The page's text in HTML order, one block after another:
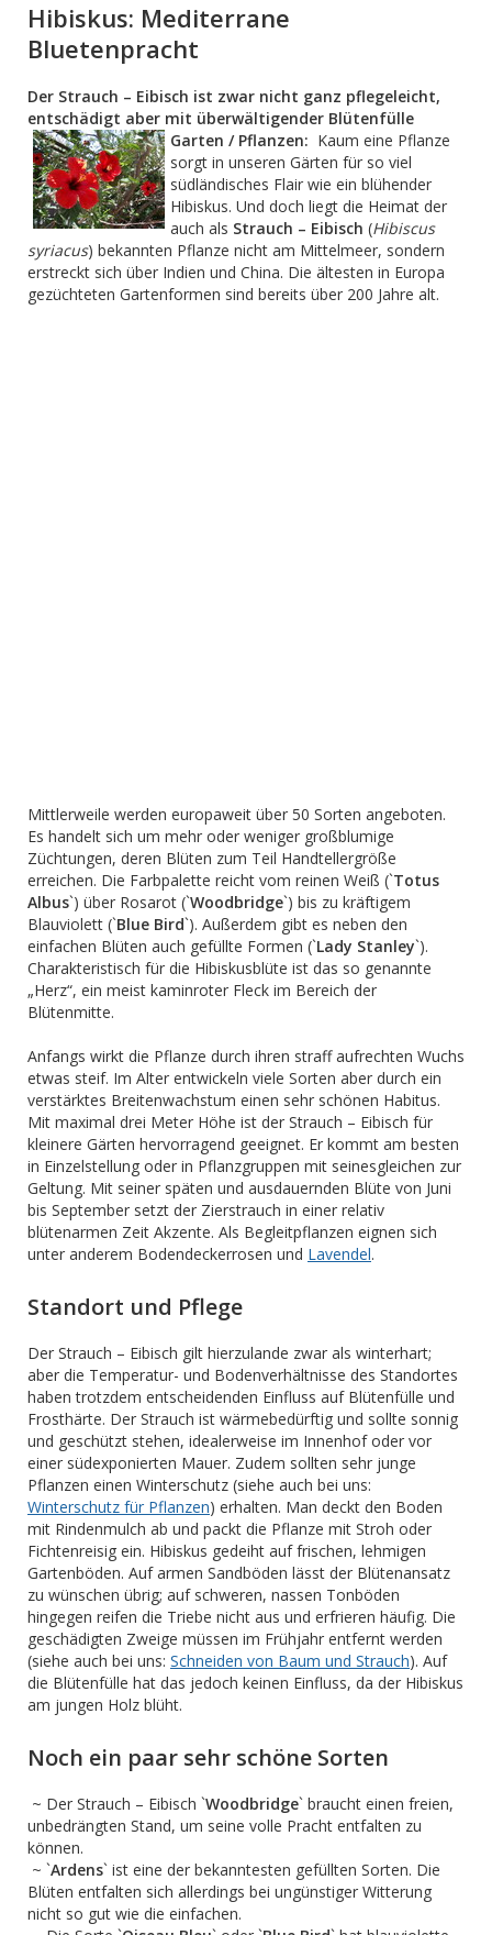
Hibiskus: Mediterrane
Bluetenpracht
Der Strauch – Eibisch ist zwar nicht ganz pflegeleicht,
entschädigt aber mit überwältigender Blütenfülle
Garten / Pflanzen: Kaum eine Pflanze
sorgt in unseren Gärten für so viel
südländisches Flair wie ein blühender
Hibiskus. Und doch liegt die Heimat der
auch als Strauch – Eibisch (Hibiscus
syriacus) bekannten Pflanze nicht am Mittelmeer, sondern
erstreckt sich über Indien und China. Die ältesten in Europa
gezüchteten Gartenformen sind bereits über 200 Jahre alt.
Mittlerweile werden europaweit über 50 Sorten angeboten.
Es handelt sich um mehr oder weniger großblumige
Züchtungen, deren Blüten zum Teil Handtellergröße
erreichen. Die Farbpalette reicht vom reinen Weiß (`Totus
Albus`) über Rosarot (`Woodbridge`) bis zu kräftigem
Blauviolett (`Blue Bird`). Außerdem gibt es neben den
einfachen Blüten auch gefüllte Formen (`Lady Stanley`).
Charakteristisch für die Hibiskusblüte ist das so genannte
„Herz“, ein meist kaminroter Fleck im Bereich der
Blütenmitte.
Anfangs wirkt die Pflanze durch ihren straff aufrechten Wuchs
etwas steif. Im Alter entwickeln viele Sorten aber durch ein
verstärktes Breitenwachstum einen sehr schönen Habitus.
Mit maximal drei Meter Höhe ist der Strauch – Eibisch für
kleinere Gärten hervorragend geeignet. Er kommt am besten
in Einzelstellung oder in Pflanzgruppen mit seinesgleichen zur
Geltung. Mit seiner späten und ausdauernden Blüte von Juni
bis September setzt der Zierstrauch in einer relativ
blütenarmen Zeit Akzente. Als Begleitpflanzen eignen sich
unter anderem Bodendeckerrosen und Lavendel.
Standort und Pflege
Der Strauch – Eibisch gilt hierzulande zwar als winterhart;
aber die Temperatur- und Bodenverhältnisse des Standortes
haben trotzdem entscheidenden Einfluss auf Blütenfülle und
Frosthärte. Der Strauch ist wärmebedürftig und sollte sonnig
und geschützt stehen, idealerweise im Innenhof oder vor
einer südexponierten Mauer. Zudem sollten sehr junge
Pflanzen einen Winterschutz (siehe auch bei uns:
Winterschutz für Pflanzen) erhalten. Man deckt den Boden
mit Rindenmulch ab und packt die Pflanze mit Stroh oder
Fichtenreisig ein. Hibiskus gedeiht auf frischen, lehmigen
Gartenböden. Auf armen Sandböden lässt der Blütenansatz
zu wünschen übrig; auf schweren, nassen Tonböden
hingegen reifen die Triebe nicht aus und erfrieren häufig. Die
geschädigten Zweige müssen im Frühjahr entfernt werden
(siehe auch bei uns: Schneiden von Baum und Strauch). Auf
die Blütenfülle hat das jedoch keinen Einfluss, da der Hibiskus
am jungen Holz blüht.
Noch ein paar sehr schöne Sorten
~ Der Strauch – Eibisch `Woodbridge` braucht einen freien,
unbedrängten Stand, um seine volle Pracht entfalten zu
können.
~ `Ardens` ist eine der bekanntesten gefüllten Sorten. Die
Blüten entfalten sich allerdings bei ungünstiger Witterung
nicht so gut wie die einfachen.